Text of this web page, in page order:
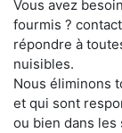
Vous avez
fourmis ?
répondre à
nuisibles.
Nous éliminons
et qui sont
ou bien dans les